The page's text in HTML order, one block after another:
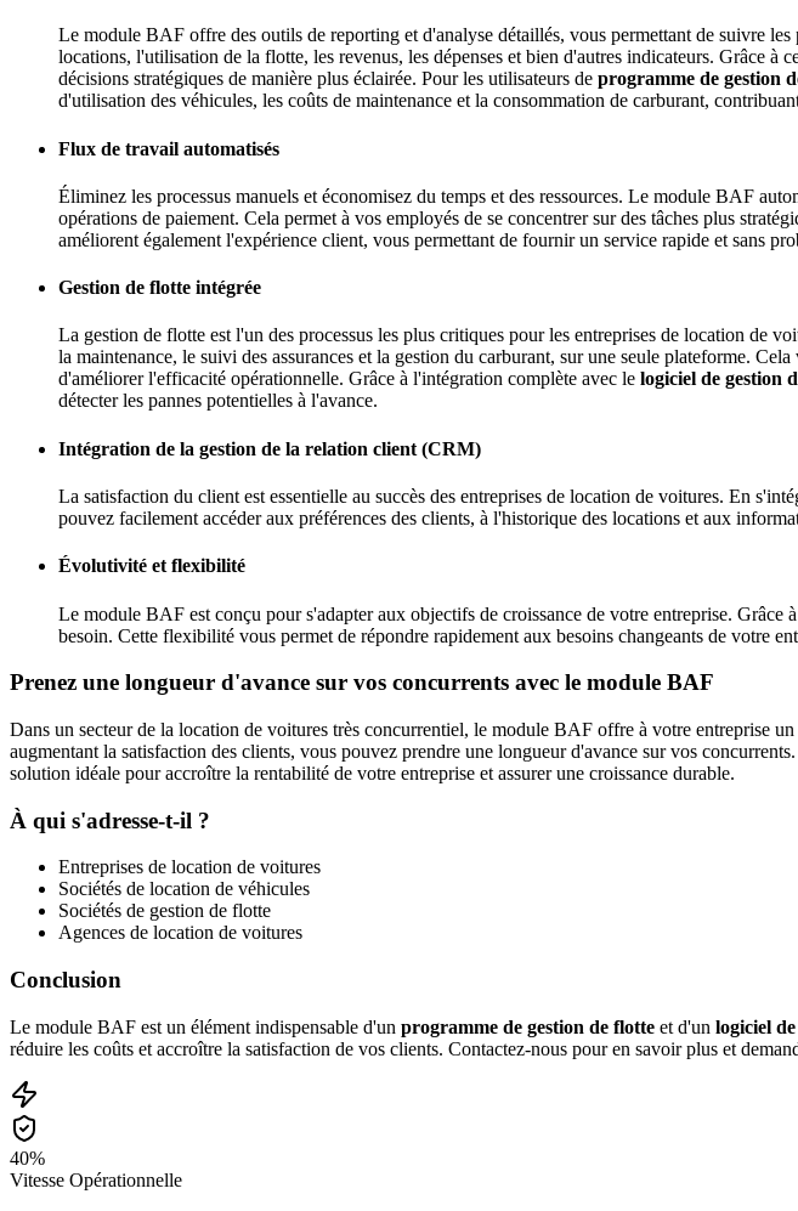
Le module BAF offre des outils de reporting et d'analyse détaillés, vous permettant de suivre
locations, l'utilisation de la flotte, les revenus, les dépenses et bien d'autres indicateurs. Grâce à
décisions stratégiques de manière plus éclairée. Pour les utilisateurs de programme de gestion
d'utilisation des véhicules, les coûts de maintenance et la consommation de carburant,
Flux de travail automatisés
Éliminez les processus manuels et économisez du temps et des ressources. Le module BAF
opérations de paiement. Cela permet à vos employés de se concentrer sur des tâches plus
améliorent également l'expérience client, vous permettant de fournir un service rapide et sans
Gestion de flotte intégrée
La gestion de flotte est l'un des processus les plus critiques pour les entreprises de location de
la maintenance, le suivi des assurances et la gestion du carburant, sur une seule plateforme.
d'améliorer l'efficacité opérationnelle. Grâce à l'intégration complète avec le logiciel de gestion
détecter les pannes potentielles à l'avance.
Intégration de la gestion de la relation client (CRM)
La satisfaction du client est essentielle au succès des entreprises de location de voitures. En
pouvez facilement accéder aux préférences des clients, à l'historique des locations et aux
Évolutivité et flexibilité
Le module BAF est conçu pour s'adapter aux objectifs de croissance de votre entreprise.
besoin. Cette flexibilité vous permet de répondre rapidement aux besoins changeants de votre
Prenez une longueur d'avance sur vos concurrents avec le module BAF
Dans un secteur de la location de voitures très concurrentiel, le module BAF offre à votre entreprise
augmentant la satisfaction des clients, vous pouvez prendre une longueur d'avance sur vos
solution idéale pour accroître la rentabilité de votre entreprise et assurer une croissance durable.
À qui s'adresse-t-il ?
Entreprises de location de voitures
Sociétés de location de véhicules
Sociétés de gestion de flotte
Agences de location de voitures
Conclusion
Le module BAF est un élément indispensable d'un programme de gestion de flotte et d'un logiciel
réduire les coûts et accroître la satisfaction de vos clients. Contactez-nous pour en savoir plus et
40%
Vitesse Opérationnelle